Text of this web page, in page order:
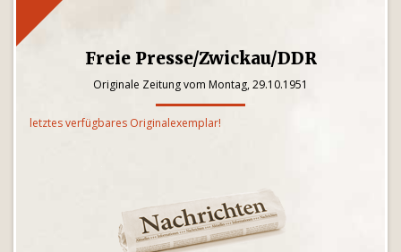
Freie Presse/Zwickau/DDR
Originale Zeitung vom Montag, 29.10.1951
letztes verfügbares Originalexemplar!